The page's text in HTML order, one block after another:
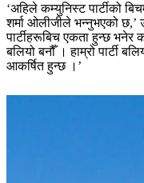
‘अहिले कम्युनिस्ट पार्टीको
शर्मा ओलीजीले भन्नुभएको
पार्टीहरूबिच एकता हुन्छ
बलियो बनौँ । हाम्रो पार्टी
आकर्षित हुन्छ ।’